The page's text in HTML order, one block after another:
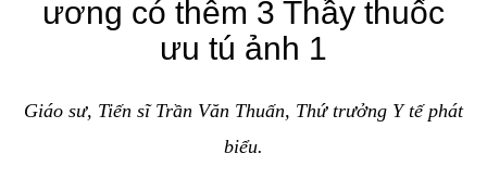
Giáo sư, Tiến sĩ Trần Văn Thuấn, Thứ trưởng Y tế phát
biểu.